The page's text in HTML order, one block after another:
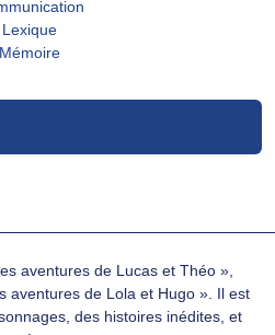
Lexique
Mémoire
aventures de Lucas et Théo »,
aventures de Lola et Hugo ». Il est
des histoires inédites, et